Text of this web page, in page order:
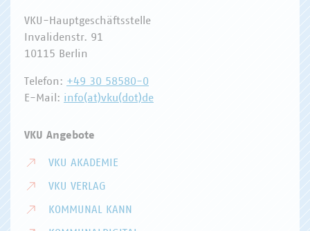
VKU-Hauptgeschäftsstelle
Invalidenstr. 91
10115 Berlin
Telefon: +49 30 58580-0
E-Mail: info(at)vku(dot)de
VKU Angebote
VKU AKADEMIE
VKU VERLAG
KOMMUNAL KANN